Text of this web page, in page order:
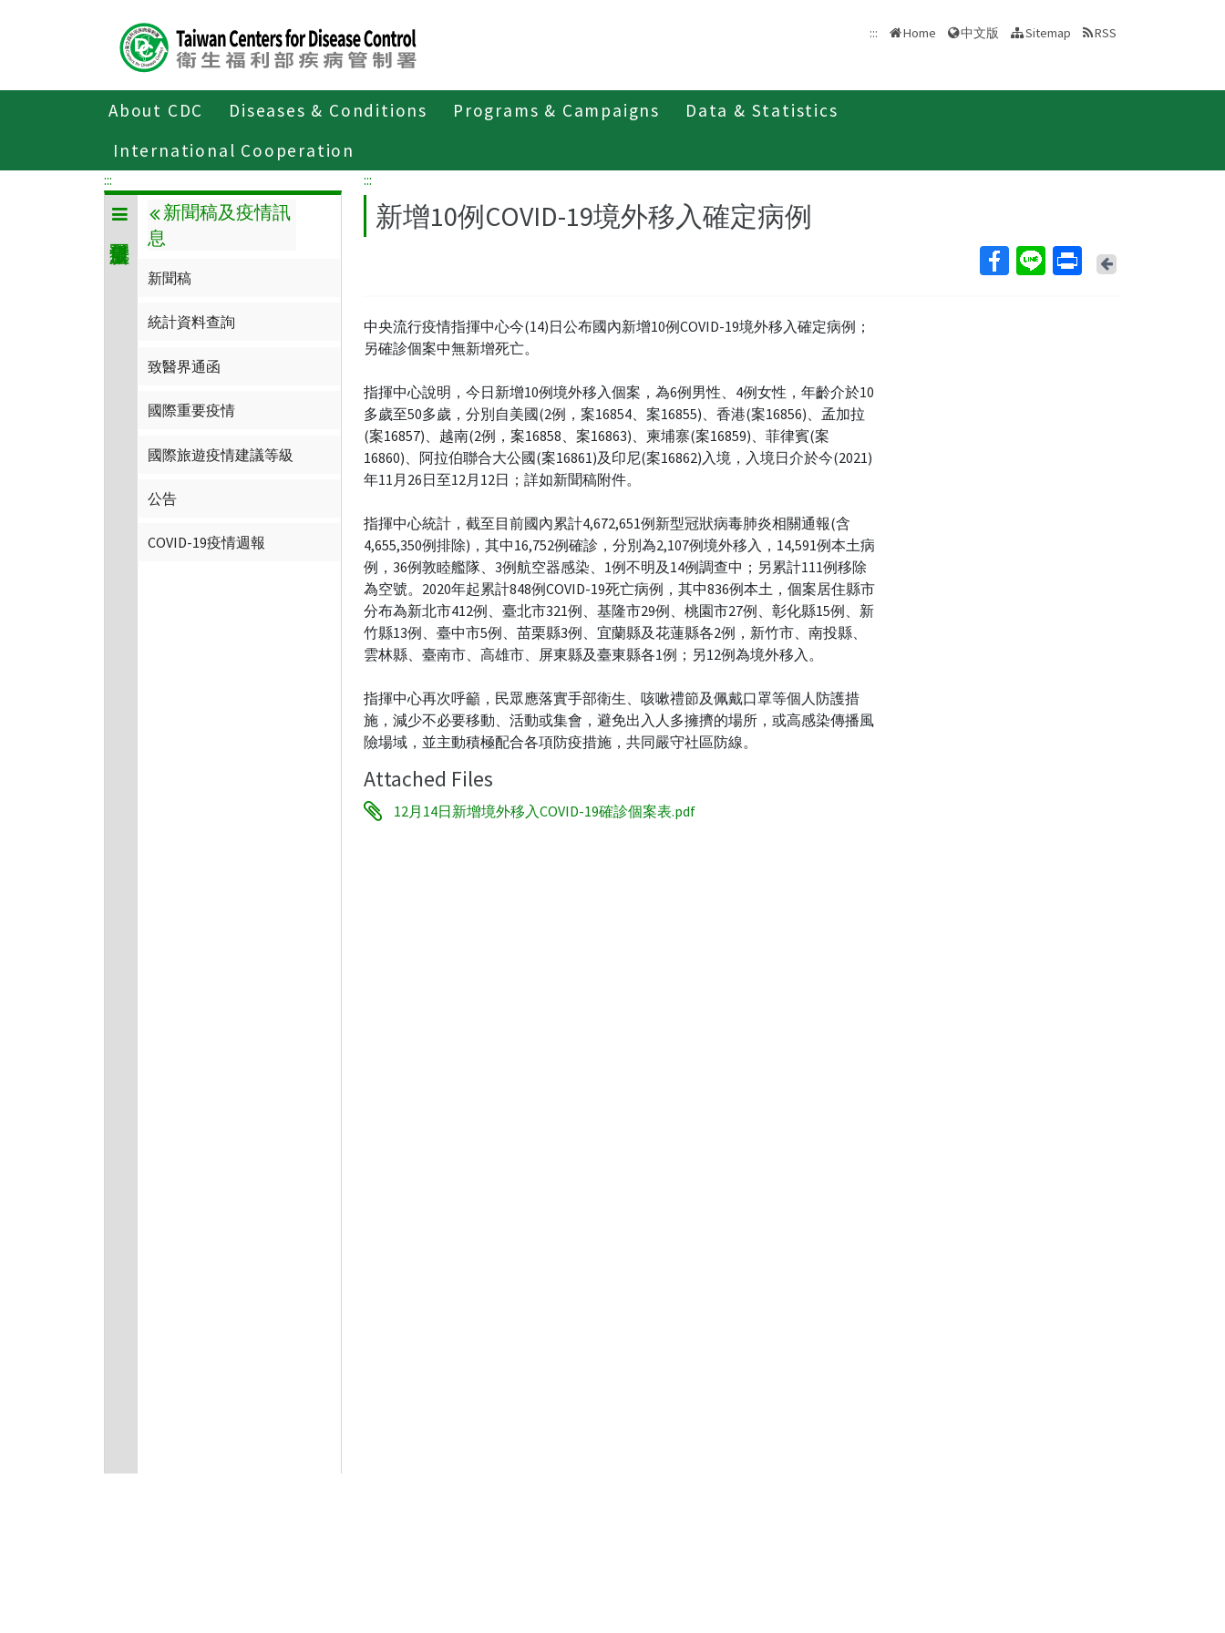
::: Home 中文版 Sitemap RSS
About CDC Diseases & Conditions Programs & Campaigns
Data & Statistics
International Cooperation
傳染病與防疫專題
:::
新聞稿及疫情訊
息
新聞稿
統計資料查詢
致醫界通函
國際重要疫情
國際旅遊疫情建議等級
公告
COVID-19疫情週報
:::
新增10例COVID-19境外移入確定病例
Back
中央流行疫情指揮中心今(14)日公布國內新增10例COVID-19境外移入確定病例；
另確診個案中無新增死亡。
指揮中心說明，今日新增10例境外移入個案，為6例男性、4例女性，年齡介於10
多歲至50多歲，分別自美國(2例，案16854、案16855)、香港(案16856)、孟加拉
(案16857)、越南(2例，案16858、案16863)、柬埔寨(案16859)、菲律賓(案
16860)、阿拉伯聯合大公國(案16861)及印尼(案16862)入境，入境日介於今(2021)
年11月26日至12月12日；詳如新聞稿附件。
指揮中心統計，截至目前國內累計4,672,651例新型冠狀病毒肺炎相關通報(含
4,655,350例排除)，其中16,752例確診，分別為2,107例境外移入，14,591例本土病
例，36例敦睦艦隊、3例航空器感染、1例不明及14例調查中；另累計111例移除
為空號。2020年起累計848例COVID-19死亡病例，其中836例本土，個案居住縣市
分布為新北市412例、臺北市321例、基隆市29例、桃園市27例、彰化縣15例、新
竹縣13例、臺中市5例、苗栗縣3例、宜蘭縣及花蓮縣各2例，新竹市、南投縣、
雲林縣、臺南市、高雄市、屏東縣及臺東縣各1例；另12例為境外移入。
指揮中心再次呼籲，民眾應落實手部衛生、咳嗽禮節及佩戴口罩等個人防護措
施，減少不必要移動、活動或集會，避免出入人多擁擠的場所，或高感染傳播風
險場域，並主動積極配合各項防疫措施，共同嚴守社區防線。
Attached Files
12月14日新增境外移入COVID-19確診個案表.pdf